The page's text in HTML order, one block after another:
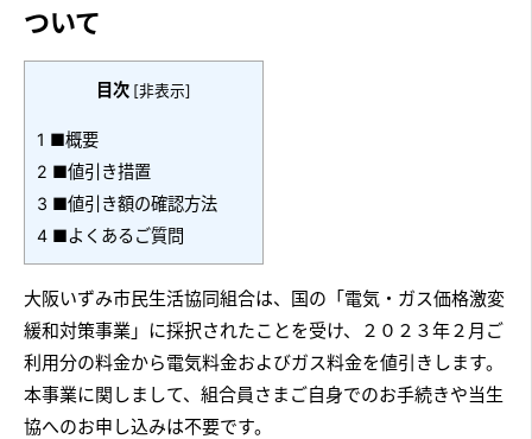
ついて
目次 [非表示]
1 ■概要
2 ■値引き措置
3 ■値引き額の確認方法
4 ■よくあるご質問
大阪いずみ市民生活協同組合は、国の「電気・ガス価格激変
緩和対策事業」に採択されたことを受け、２０２３年２月ご
利用分の料金から電気料金およびガス料金を値引きします。
本事業に関しまして、組合員さまご自身でのお手続きや当生
協へのお申し込みは不要です。